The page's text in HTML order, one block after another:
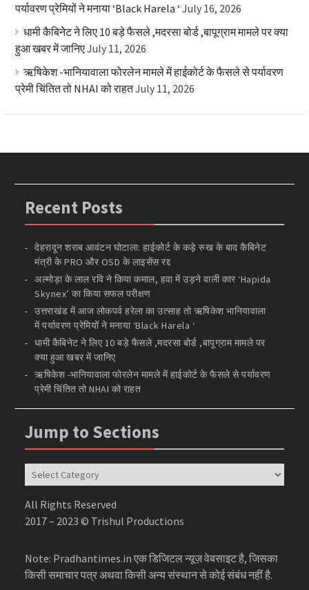
पर्यावरण प्रेमियों ने मनाया ‘Black Harela ‘ July 16, 2026
धामी कैबिनेट ने लिए 10 बड़े फैसले ,मदरसा बोर्ड ,बापूग्राम मामले पर क्या
हुआ खबर में जानिएJuly 11, 2026
ऋषिकेश -भानियावाला फोरलेन मामले में हाईकोर्ट के फैसले से पर्यावरण
प्रेमी चिंतित तो NHAI को राहतJuly 11, 2026
Recent Posts
देहरादून शराब आवंटन घोटाला: हाईकोर्ट के कड़े रुख के बाद कैबिनेट
मंत्री के PRO और OSD के लाइसेंस रद्द
अल्मोड़ा के लाल रवि ने किया कमाल, हवा में उड़ने वाली कार ‘Hapida
Skynex’ का किया सफल परीक्षण
उत्तराखंड में आज लोकपर्व हरेला का उत्साह तो ऋषिकेश भानियावाला
में पर्यावरण प्रेमियों ने मनाया ‘Black Harela ‘
धामी कैबिनेट ने लिए 10 बड़े फैसले ,मदरसा बोर्ड ,बापूग्राम मामले पर
क्या हुआ खबर में जानिए
ऋषिकेश -भानियावाला फोरलेन मामले में हाईकोर्ट के फैसले से पर्यावरण
प्रेमी चिंतित तो NHAI को राहत
Jump to Sections
Jump
to
Sections
All Rights Reserved
2017 – 2023 © Trishul Productions
Note: Pradhantimes.in एक डिजिटल न्यूज़ वेबसाइट है, जिसका
किसी समाचार पत्र अथवा किसी अन्य संस्थान से कोई संबंध नहीं है.